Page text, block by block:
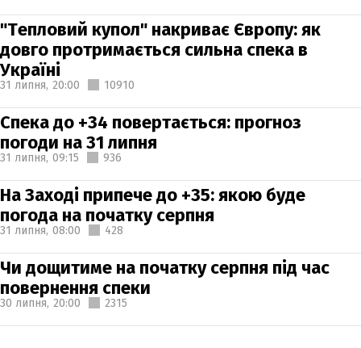
"Тепловий купол" накриває Європу: як
довго протримається сильна спека в
Україні
31 липня, 20:00 10910
Спека до +34 повертається: прогноз
погоди на 31 липня
31 липня, 09:15 936
На Заході припече до +35: якою буде
погода на початку серпня
31 липня, 08:00 428
Чи дощитиме на початку серпня під час
повернення спеки
30 липня, 20:00 2315